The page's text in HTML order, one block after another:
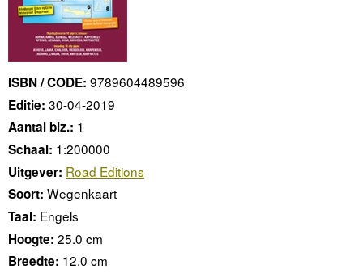
ISBN / CODE: 9789604489596
Editie: 30-04-2019
Aantal blz.: 1
Schaal: 1:200000
Uitgever: Road Editions
Soort: Wegenkaart
Taal: Engels
Hoogte: 25.0 cm
Breedte: 12.0 cm